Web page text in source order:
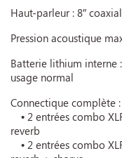
Haut-parleur : 8″
Pression acoustique
Batterie lithium interne
usage normal
Connectique complète :
• 2 entrées combo
reverb
• 2 entrées combo